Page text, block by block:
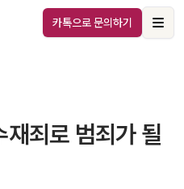
카톡으로 문의하기
죄로 범죄가 될